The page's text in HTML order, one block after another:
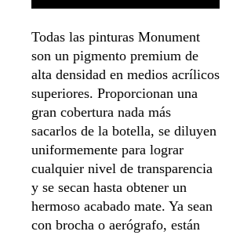
Todas las pinturas Monument
son un pigmento premium de
alta densidad en medios acrílicos
superiores. Proporcionan una
gran cobertura nada más
sacarlos de la botella, se diluyen
uniformemente para lograr
cualquier nivel de transparencia
y se secan hasta obtener un
hermoso acabado mate. Ya sean
con brocha o aerógrafo, están